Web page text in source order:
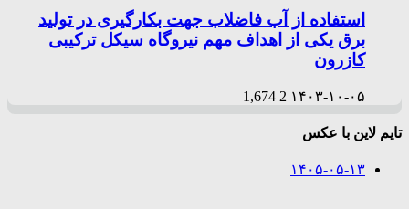
استفاده از آب فاضلاب جهت بکارگیری در تولید
برق یکی از اهداف مهم نیروگاه سیکل ترکیبی
کازرون
۱۴۰۳-۱۰-۰۵ 2
1,674
تایم لاین با عکس
۱۴۰۵-۰۵-۱۳